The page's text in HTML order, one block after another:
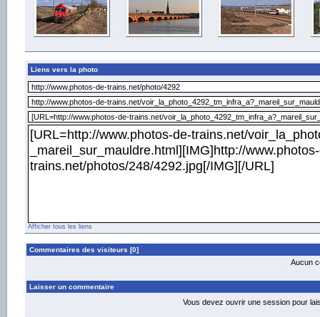
Liens vers la photo
Afficher tous les liens
Commentaires des visiteurs [0]
Aucun
Laisser un commentaire
Vous devez ouvrir une session pour